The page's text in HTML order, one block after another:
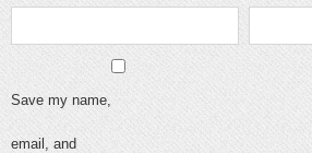
Save my name,
email, and